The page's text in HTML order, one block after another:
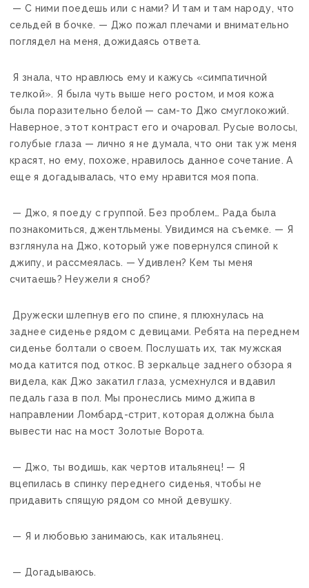
— С ними поедешь или с нами? И там и там народу, что
сельдей в бочке. — Джо пожал плечами и внимательно
поглядел на меня, дожидаясь ответа.
Я знала, что нравлюсь ему и кажусь «симпатичной
телкой». Я была чуть выше него ростом, и моя кожа
была поразительно белой — сам-то Джо смуглокожий.
Наверное, этот контраст его и очаровал. Русые волосы,
голубые глаза — лично я не думала, что они так уж меня
красят, но ему, похоже, нравилось данное сочетание. А
еще я догадывалась, что ему нравится моя попа.
— Джо, я поеду с группой. Без проблем… Рада была
познакомиться, джентльмены. Увидимся на съемке. — Я
взглянула на Джо, который уже повернулся спиной к
джипу, и рассмеялась. — Удивлен? Кем ты меня
считаешь? Неужели я сноб?
Дружески шлепнув его по спине, я плюхнулась на
заднее сиденье рядом с девицами. Ребята на переднем
сиденье болтали о своем. Послушать их, так мужская
мода катится под откос. В зеркальце заднего обзора я
видела, как Джо закатил глаза, усмехнулся и вдавил
педаль газа в пол. Мы пронеслись мимо джипа в
направлении Ломбард-стрит, которая должна была
вывести нас на мост Золотые Ворота.
— Джо, ты водишь, как чертов итальянец! — Я
вцепилась в спинку переднего сиденья, чтобы не
придавить спящую рядом со мной девушку.
— Я и любовью занимаюсь, как итальянец.
— Догадываюсь.